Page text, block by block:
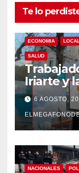
Te lo
ECONOMIA
SALUD
Iriarte y
pase a
mejoras
6 AGOSTO,
NACIONALES